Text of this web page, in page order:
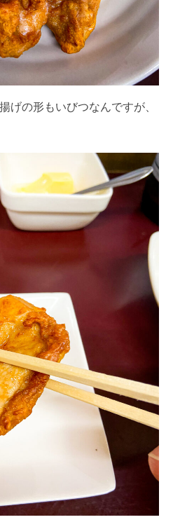
げの形もいびつなんですが、